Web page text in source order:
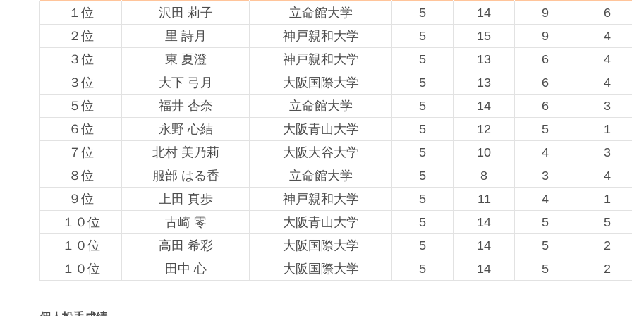
１位 沢田 莉子 立命館大学 5 14 9
6
２位
里 詩月 神戸親和大学 5 15 9
4
３位
東 夏澄 神戸親和大学 5 13 6
4
３位
大下 弓月 大阪国際大学 5 13 6
4
５位
福井 杏奈 立命館大学 5 14 6
3
６位
永野 心結 大阪青山大学 5 12 5
1
７位
北村 美乃莉 大阪大谷大学 5 10 4
3
８位
服部 はる香 立命館大学 5 8 3
4
９位
上田 真歩 神戸親和大学 5 11 4
1
１０位
古崎 零 大阪青山大学 5 14 5
5
１０位
高田 希彩 大阪国際大学 5 14 5
2
１０位
田中 心 大阪国際大学 5 14 5 2